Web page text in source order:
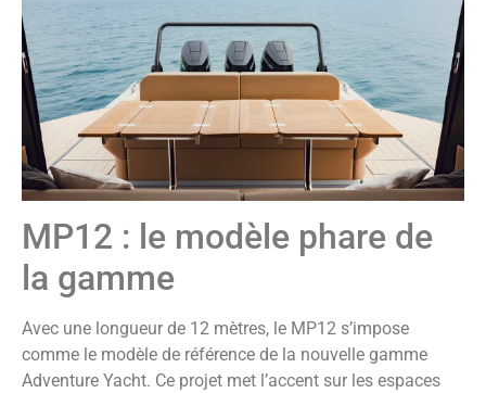
MP12 : le modèle phare de
la gamme
Avec une longueur de 12 mètres, le MP12 s’impose
comme le modèle de référence de la nouvelle gamme
Adventure Yacht. Ce projet met l’accent sur les espaces